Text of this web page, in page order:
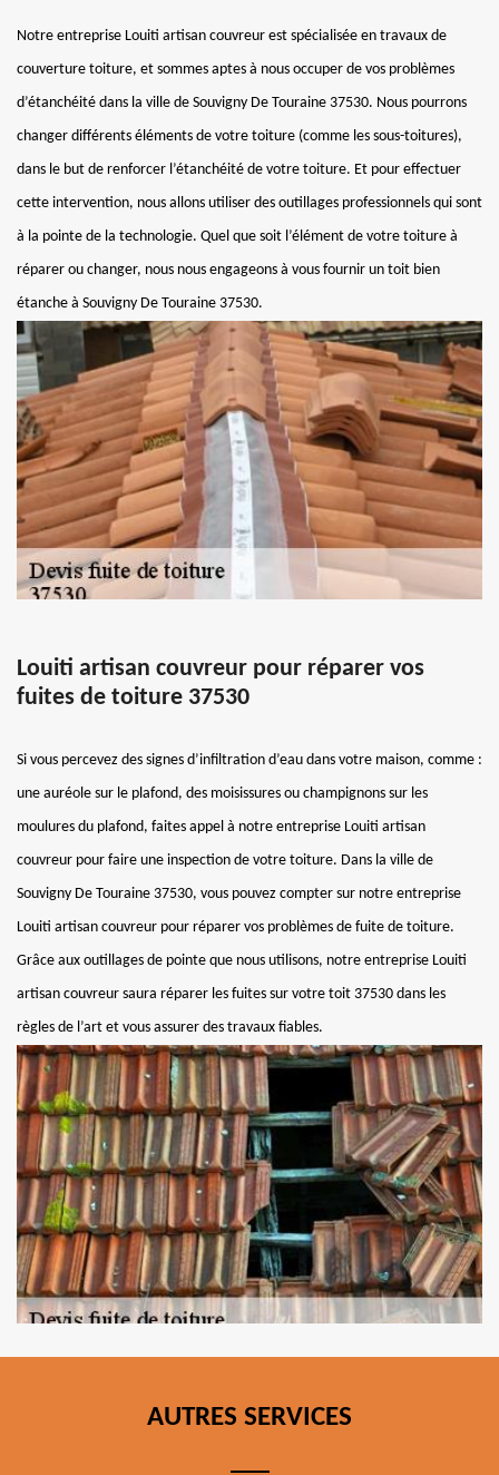
Notre entreprise Louiti artisan couvreur est spécialisée en travaux de
couverture toiture, et sommes aptes à nous occuper de vos problèmes
d’étanchéité dans la ville de Souvigny De Touraine 37530. Nous pourrons
changer différents éléments de votre toiture (comme les sous-toitures),
dans le but de renforcer l’étanchéité de votre toiture. Et pour effectuer
cette intervention, nous allons utiliser des outillages professionnels qui sont
à la pointe de la technologie. Quel que soit l’élément de votre toiture à
réparer ou changer, nous nous engageons à vous fournir un toit bien
étanche à Souvigny De Touraine 37530.
Louiti artisan couvreur pour réparer vos
fuites de toiture 37530
Si vous percevez des signes d’infiltration d’eau dans votre maison, comme :
une auréole sur le plafond, des moisissures ou champignons sur les
moulures du plafond, faites appel à notre entreprise Louiti artisan
couvreur pour faire une inspection de votre toiture. Dans la ville de
Souvigny De Touraine 37530, vous pouvez compter sur notre entreprise
Louiti artisan couvreur pour réparer vos problèmes de fuite de toiture.
Grâce aux outillages de pointe que nous utilisons, notre entreprise Louiti
artisan couvreur saura réparer les fuites sur votre toit 37530 dans les
règles de l’art et vous assurer des travaux fiables.
AUTRES SERVICES